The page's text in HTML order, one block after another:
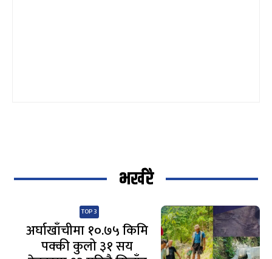
भर्खरै
TOP 3
अर्घाखाँचीमा १०.७५ किमि
पक्की कुलो ३१ सय